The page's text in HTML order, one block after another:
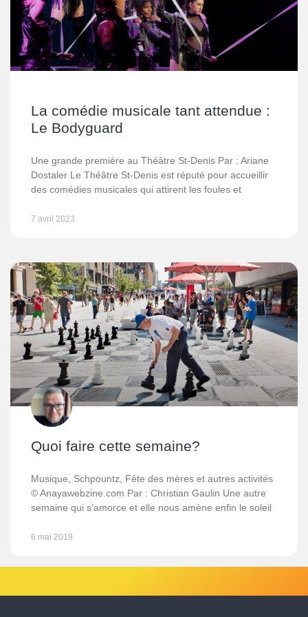
La comédie musicale tant attendue :
Le Bodyguard
Une grande première au Théâtre St-Denis Par : Ariane
Dostaler Le Théâtre St-Denis est réputé pour accueillir
des comédies musicales qui attirent les foules et
7 avril 2023
Quoi faire cette semaine?
Musique, Schpountz, Fête des mères et autres activités
© Anayawebzine.com Par : Christian Gaulin Une autre
semaine qui s’amorce et elle nous amène enfin le soleil
6 mai 2019